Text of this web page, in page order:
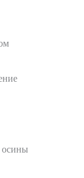
осины